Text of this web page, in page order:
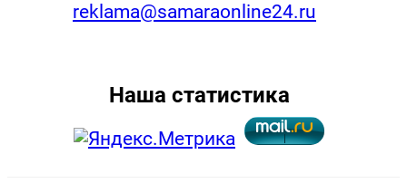
reklama@samaraonline24.ru
Наша статистика